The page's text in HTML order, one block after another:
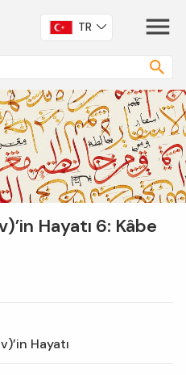
TR
Hayatı 6: Kâbe
Hayatı